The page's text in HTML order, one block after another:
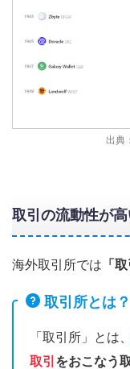
出典
取引の流動性が
海外取引所では 「
取引所とは？
「取引所」とは、
取引 をおこなう